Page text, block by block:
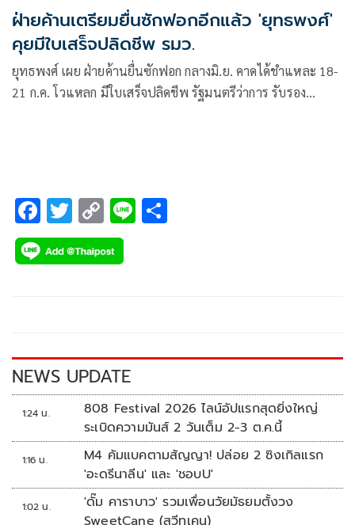
ฝ่ายค้านเตรียมยื่นซักฟอกอีกแล้ว 'ยุทธพงศ์'
คุยมีใบเสร็จปลิดชีพ รมว.
ยุทธพงศ์ เผย ฝ่ายค้านยื่นซักฟอก กลางมิ.ย. คาดได้ชำแหละ 18-
21 ก.ค. โวแหลก มีใบเสร็จปลิดชีพ รัฐมนตรีว่าการ รับรอง
F
ac
e
k
T
wi
tt
C
o
p
k
Li
NEWS UPDATE
1:24 น.
808 Festival 2026 ไลน์อัปแรกสุดยิ่งใหญ่
ระเบิดความมันส์ 2 วันเต็ม 2-3 ต.ค.นี้
1:16 น.
M4 คัมแบคตามสัญญา! ปล่อย 2 ซิงเกิลแรก
'อะดรีนาลีน' และ 'ชอบU'
1:02 น.
'ดั๊ม คาราบาว' รวมเพื่อนวัยมัธยมตั้งวง
SweetCane (สวีทเคน)